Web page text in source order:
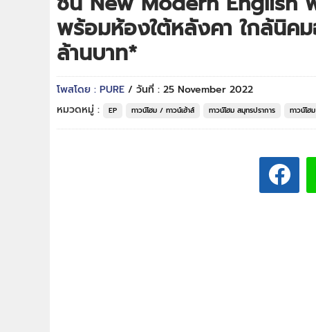
พร้อมห้องใต้หลังคา ใกล้นิค
ล้านบาท*
โพสโดย : PURE / วันที่ : 25 November 2022
หมวดหมู่ :
EP ทาวน์โฮม / ทาวน์เฮ้าส์ ทาวน์โฮม สมุทรปราการ ทาวน์โฮ